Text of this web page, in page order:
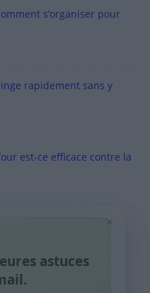
s’organiser pour
rapidement sans y
est-ce efficace contre la
: routine simple +
×
astuces